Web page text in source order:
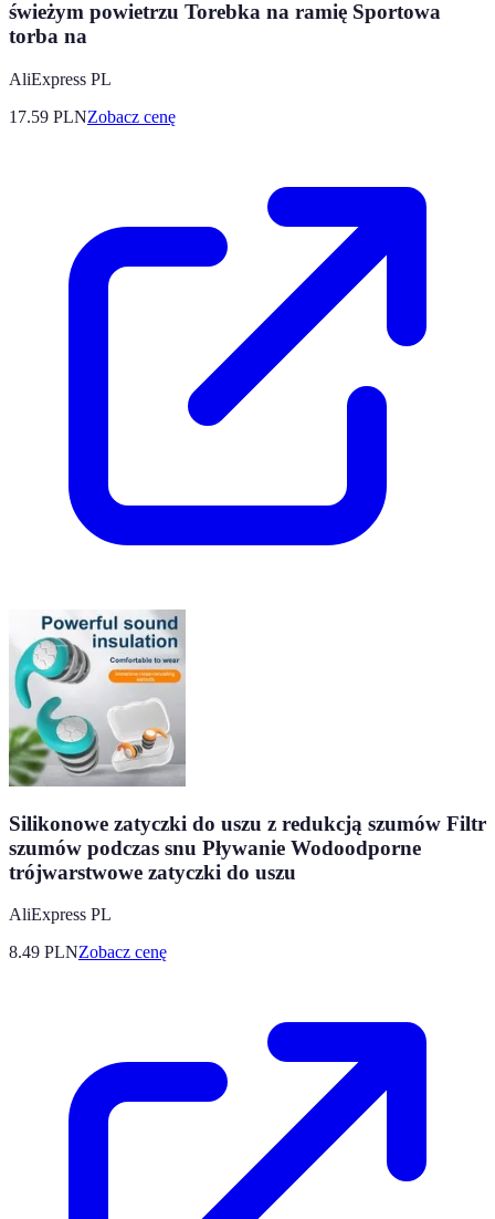
świeżym powietrzu Torebka na ramię Sportowa
torba na
AliExpress PL
17.59 PLNZobacz cenę
Silikonowe zatyczki do uszu z redukcją szumów Filtr
szumów podczas snu Pływanie Wodoodporne
trójwarstwowe zatyczki do uszu
AliExpress PL
8.49 PLNZobacz cenę